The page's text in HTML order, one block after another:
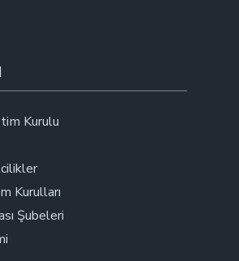
Kurulu
Kurulları
Şubeleri